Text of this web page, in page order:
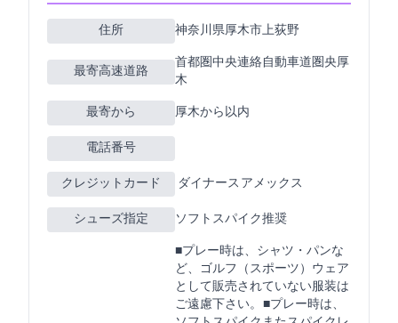
住所 神奈川県厚木市上荻野4088
最寄高速道路
首都圏中央連絡自動車道圏央厚
木
最寄ICから 厚木から15km以内
電話番号
クレジットカード JCB VISA MASTER ダイナース アメックス
シューズ指定 ソフトスパイク推奨
■プレー時は、Tシャツ・Gパンな
ど、ゴルフ（スポーツ）ウェア
として販売されていない服装は
ご遠慮下さい。 ■プレー時は、